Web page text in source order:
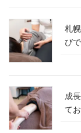
札
び
成
て